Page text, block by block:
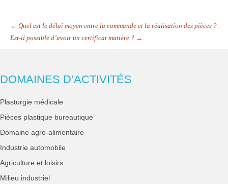
← Quel est le délai moyen entre la commande et la réalisation des pièces ?
Est-il possible d’avoir un certificat matière ? →
DOMAINES D’ACTIVITÉS
Plasturgie médicale
Pièces plastique bureautique
Domaine agro-alimentaire
Industrie automobile
Agriculture et loisirs
Milieu industriel